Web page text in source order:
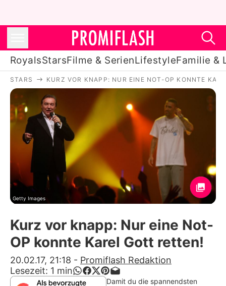
RoyalsStarsFilme & SerienLifestyleFamilie &
Royals
Stars
Filme & Serien
Lifestyle
Familie & Liebe
Promiflash Exklusiv
Alle Themen auf Promiflash
App runterladen
STARS KURZ VOR KNAPP: NUR EINE NOT-OP KONNTE
Getty Images
Kurz vor knapp: Nur eine Not-
OP konnte Karel Gott retten!
20.02.17, 21:18 - Promiflash Redaktion
Lesezeit: 1 min
Damit du die spannendsten